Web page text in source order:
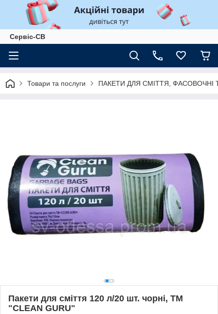
Сервіс-СВ
Товари та послуги ПАКЕТИ ДЛЯ СМІТТЯ, ФАСОВОЧНІ
Пакети для сміття 120 л/20 шт. чорні, ТМ
"CLEAN GURU"